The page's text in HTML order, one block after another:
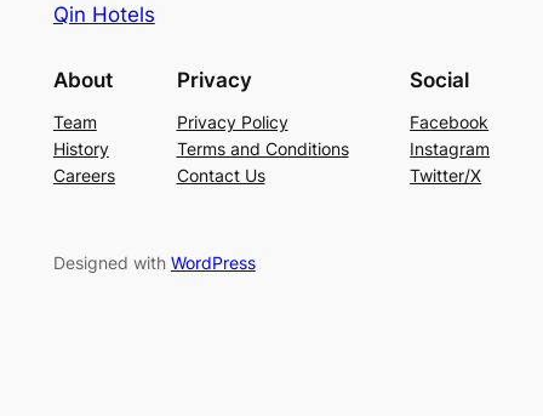
Qin Hotels
About
Team
History
Careers
Privacy
Privacy Policy
Terms and Conditions
Contact Us
Social
Facebook
Instagram
Twitter/X
Designed with WordPress